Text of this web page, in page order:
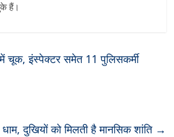
हैं।
में चूक, इंस्पेक्टर समेत 11 पुलिसकर्मी
दुखियों को मिलती है मानसिक शांति →